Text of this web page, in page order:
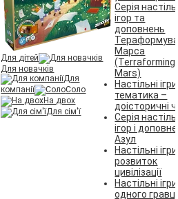
Для дітей
Для новачків
Для
компанії
Соло
На двох
Для сім'ї
Серія
ігор та
доповнень
Марса
(Terraforming
Mars)
Настільні
тематика –
доісторичні
Серія
ігор і
Азул
Настільні
розвиток
цивілізації
Настільні
одного